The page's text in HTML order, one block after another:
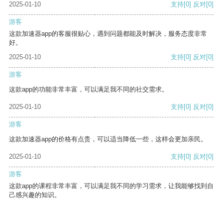
2025-01-10
支持[0] 反对[0]
游客
这款加速器app的客服很贴心，遇到问题都能及时解决，服务态度非常
好。
2025-01-10
支持[0] 反对[0]
游客
这款app的功能非常丰富，可以满足我不同的社交需求。
2025-01-10 支持[0] 反对[0]
游客
这款加速器app的价格有点贵，可以适当降低一些，这样会更加亲民。
2025-01-10 支持[0] 反对[0]
游客
这款app的课程非常丰富，可以满足我不同的学习需求，让我能够找到自
己感兴趣的知识。